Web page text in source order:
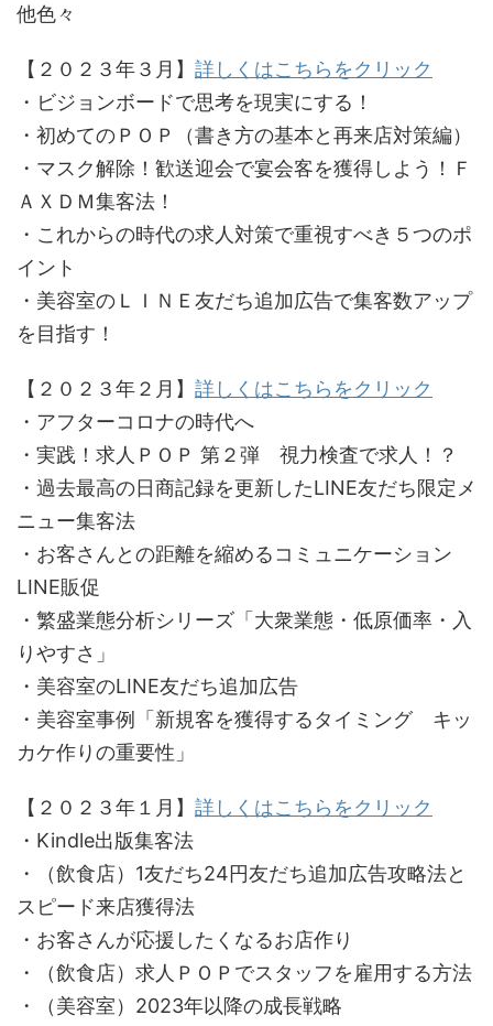
他色々
【２０２３年３月】 詳しくはこちらをクリック
・ビジョンボードで思考を現実にする！
・初めてのＰＯＰ（書き方の基本と再来店対策編）
・マスク解除！歓送迎会で宴会客を獲得しよう！Ｆ
ＡＸＤＭ集客法！
・これからの時代の求人対策で重視すべき５つのポ
イント
・美容室のＬＩＮＥ友だち追加広告で集客数アップ
を目指す！
【２０２３年２月】 詳しくはこちらをクリック
・アフターコロナの時代へ
・実践！求人ＰＯＰ 第２弾 視力検査で求人！？
・過去最高の日商記録を更新したLINE友だち限定メ
ニュー集客法
・お客さんとの距離を縮めるコミュニケーション
LINE販促
・繁盛業態分析シリーズ「大衆業態・低原価率・入
りやすさ」
・美容室のLINE友だち追加広告
・美容室事例「新規客を獲得するタイミング キッ
カケ作りの重要性」
【２０２３年１月】 詳しくはこちらをクリック
・Kindle出版集客法
・（飲食店）1友だち24円友だち追加広告攻略法と
スピード来店獲得法
・お客さんが応援したくなるお店作り
・（飲食店）求人ＰＯＰでスタッフを雇用する方法
・（美容室）2023年以降の成長戦略